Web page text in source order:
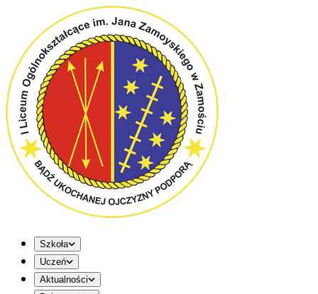
Szkoła
Uczeń
Aktualności